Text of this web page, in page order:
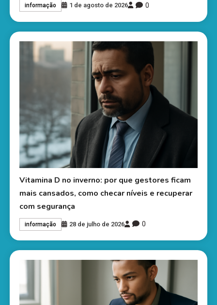
informação 1 de agosto de 2026 0
Vitamina D no inverno: por que gestores ficam
mais cansados, como checar níveis e recuperar
com segurança
informação 28 de julho de 2026 0